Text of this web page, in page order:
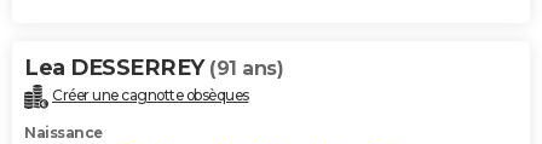
Lea DESSERREY (91 ans)
Créer une cagnotte obsèques
Naissance